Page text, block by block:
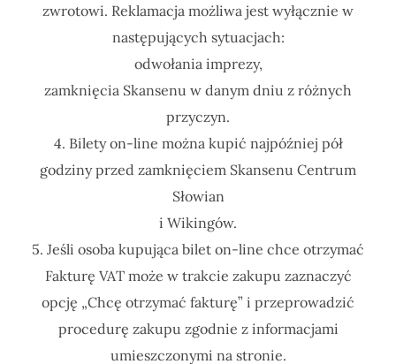
zwrotowi. Reklamacja możliwa jest wyłącznie w
następujących sytuacjach:
odwołania imprezy,
zamknięcia Skansenu w danym dniu z różnych
przyczyn.
4. Bilety on-line można kupić najpóźniej pół
godziny przed zamknięciem Skansenu Centrum
Słowian
i Wikingów.
5. Jeśli osoba kupująca bilet on-line chce otrzymać
Fakturę VAT może w trakcie zakupu zaznaczyć
opcję „Chcę otrzymać fakturę” i przeprowadzić
procedurę zakupu zgodnie z informacjami
umieszczonymi na stronie.